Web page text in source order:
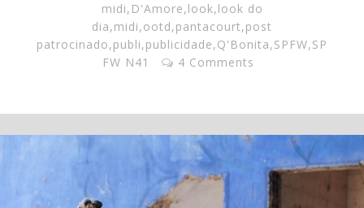
midi, D'Amore,look,look do
dia,midi,ootd,pantacourt,post
patrocinado,publi,publicidade,Q'Bonita,SPFW,SP
FW N41
4 Comments